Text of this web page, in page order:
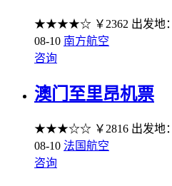
★★★★☆ ￥2362 出发地：
08-10 南方航空
咨询
澳门至里昂机票
★★★☆☆ ￥2816 出发地：
08-10 法国航空
咨询